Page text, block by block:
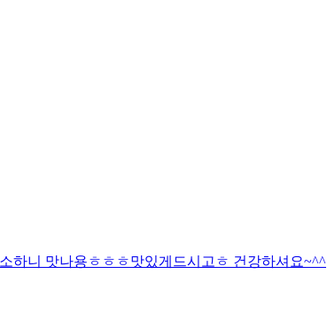
하니 맛나용ㅎㅎㅎ맛있게드시고ㅎ 건강하셔요~^^